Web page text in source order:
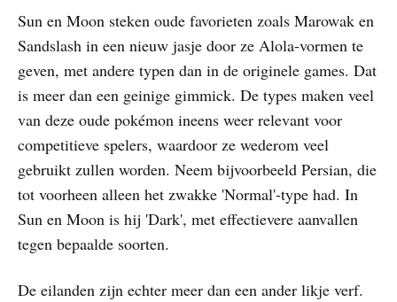
Sun en Moon steken oude favorieten zoals Marowak en
Sandslash in een nieuw jasje door ze Alola-vormen te
geven, met andere typen dan in de originele games. Dat
is meer dan een geinige gimmick. De types maken veel
van deze oude pokémon ineens weer relevant voor
competitieve spelers, waardoor ze wederom veel
gebruikt zullen worden. Neem bijvoorbeeld Persian, die
tot voorheen alleen het zwakke 'Normal'-type had. In
Sun en Moon is hij 'Dark', met effectievere aanvallen
tegen bepaalde soorten.
De eilanden zijn echter meer dan een ander likje verf.